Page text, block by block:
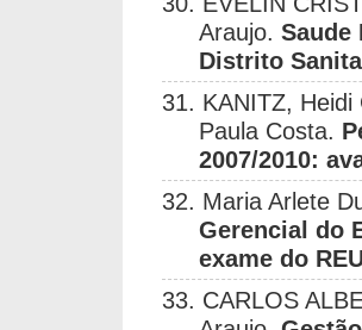
Araujo.Saude
Distrito
31. KANITZ,
Paula Costa.
2007/2010:
32. Maria Arlete
Gerencial do
exame do
33. CARLOS